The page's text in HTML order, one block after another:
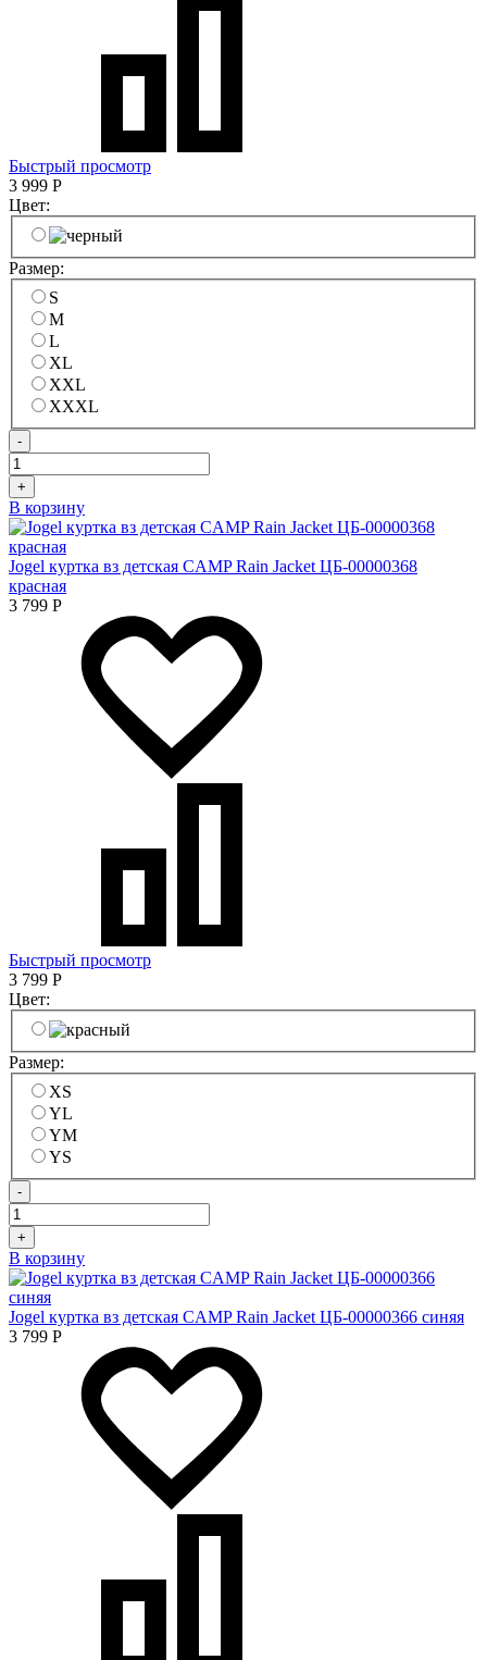
Быстрый просмотр
3 999 Р
Цвет:
Размер:
S
M
L
XL
XXL
XXXL
-
+
В корзину
Jogel куртка вз детская CAMP Rain Jacket ЦБ-00000368
красная
3 799 Р
Быстрый просмотр
3 799 Р
Цвет:
Размер:
XS
YL
YM
YS
-
+
В корзину
Jogel куртка вз детская CAMP Rain Jacket ЦБ-00000366 синяя
3 799 Р